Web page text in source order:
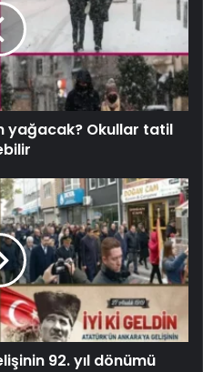
yağacak? Okullar tatil
92. yıl dönümü